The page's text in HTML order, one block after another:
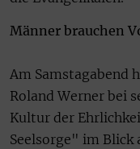
Männer brauchen
Am Samstagabend
Roland Werner bei
Kultur der
Seelsorge" im Blick